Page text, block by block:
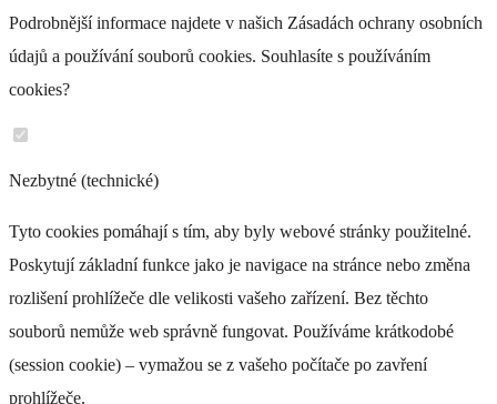
+ 0 Kč
Podrobnější informace najdete v našich Zásadách ochrany osobních
údajů a používání souborů cookies. Souhlasíte s používáním
cookies?
Nezbytné (technické)
Tyto cookies pomáhají s tím, aby byly webové stránky použitelné.
Poskytují základní funkce jako je navigace na stránce nebo změna
rozlišení prohlížeče dle velikosti vašeho zařízení. Bez těchto
souborů nemůže web správně fungovat. Používáme krátkodobé
(session cookie) – vymažou se z vašeho počítače po zavření
prohlížeče.